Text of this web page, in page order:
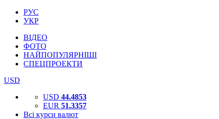
РУС
УКР
ВІДЕО
ФОТО
НАЙПОПУЛЯРНІШІ
СПЕЦПРОЕКТИ
USD
USD 44.4853
EUR 51.3357
Всі курси валют